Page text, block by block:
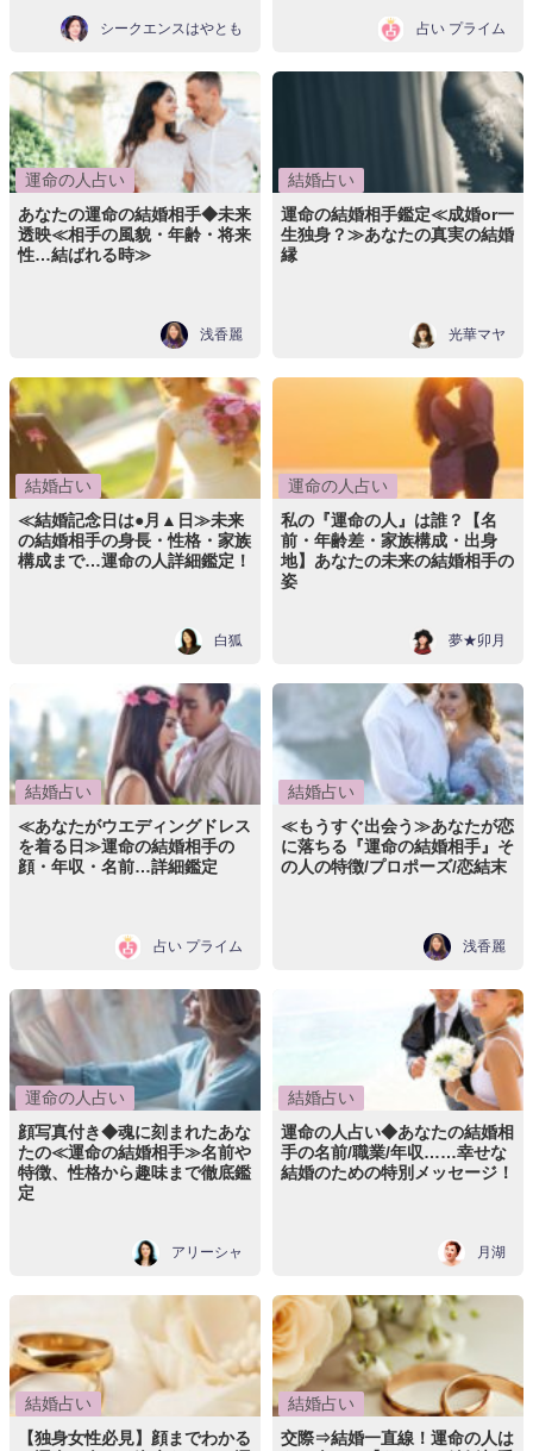
シークエンスはやとも 占い プライム
運命の人占い
あなたの運命の結婚相手◆未来
透映≪相手の風貌・年齢・将来
性…結ばれる時≫
浅香麗
結婚占い
運命の結婚相手鑑定≪成婚or一
生独身？≫あなたの真実の結婚
縁
光華マヤ
結婚占い
≪結婚記念日は●月▲日≫未来
の結婚相手の身長・性格・家族
構成まで…運命の人詳細鑑定！
白狐
運命の人占い
私の『運命の人』は誰？【名
前・年齢差・家族構成・出身
地】あなたの未来の結婚相手の
姿
夢★卯月
結婚占い
≪あなたがウエディングドレス
を着る日≫運命の結婚相手の
顔・年収・名前…詳細鑑定
占い プライム
結婚占い
≪もうすぐ出会う≫あなたが恋
に落ちる『運命の結婚相手』そ
の人の特徴/プロポーズ/恋結末
浅香麗
運命の人占い
顔写真付き◆魂に刻まれたあな
たの≪運命の結婚相手≫名前や
特徴、性格から趣味まで徹底鑑
定
アリーシャ
結婚占い
運命の人占い◆あなたの結婚相
手の名前/職業/年収……幸せな
結婚のための特別メッセージ！
月湖
結婚占い
【独身女性必見】顔までわかる
結婚占い
交際⇒結婚一直線！運命の人は